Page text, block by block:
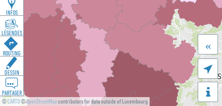
©CARTO©OpenStreetMapcontributors for data outside of Luxembourg

«
INFOS
LÉGENDES
ROUTING
DESSIN
PARTAGER